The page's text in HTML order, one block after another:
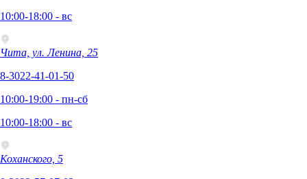
10:00-18:00 - вс
Чита, ул. Ленина, 25
8-3022-41-01-50
10:00-19:00 - пн-сб
10:00-18:00 - вс
Коханского, 5